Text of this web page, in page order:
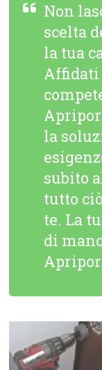
Non
scelta
la tua
Affidati
la
subito
tutto
te. La
di